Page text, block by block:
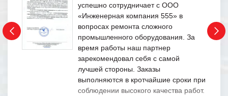
успешно сотрудничает с ООО
«Инженерная компания 555» в
вопросах ремонта сложного
промышленного оборудования. За
время работы наш партнер
зарекомендовал себя с самой
лучшей стороны. Заказы
выполняются в кротчайшие сроки при
соблюдении высокого качества работ.